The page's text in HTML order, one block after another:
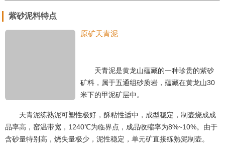
紫砂泥料特点
原矿天青泥
天青泥是黄龙山蕴藏的一种珍贵的紫砂
矿料，属于五通组砂质岩，蕴藏在黄龙山30
米下的甲泥矿层中。
天青泥练熟泥可塑性极好，酥粘性适中，成型稳定，制壶烧成成
品率高，窑温带宽， 1240℃为临界点，成品收缩率为8%~10%。由于
含砂量特别高，烧失量极少，泥性稳定，单元矿直接练熟泥制壶。